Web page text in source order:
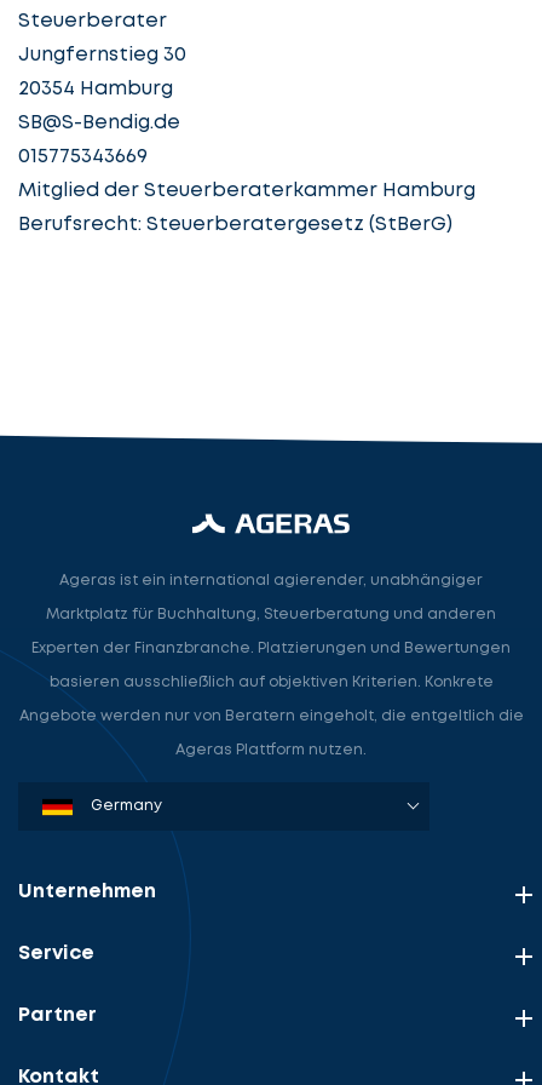
Steuerberater
Jungfernstieg 30
20354 Hamburg
SB@S-Bendig.de
015775343669
Mitglied der Steuerberaterkammer Hamburg
Berufsrecht: Steuerberatergesetz (StBerG)
Details
angeben
Steuerberatung
beginnen
Ageras ist ein international agierender, unabhängiger
Marktplatz für Buchhaltung, Steuerberatung und anderen
Experten der Finanzbranche. Platzierungen und Bewertungen
basieren ausschließlich auf objektiven Kriterien. Konkrete
Angebote werden nur von Beratern eingeholt, die entgeltlich die
Ageras Plattform nutzen.
Denmark
Sweden
Norway
Netherlands
Germany
USA
Unternehmen
Service
Partner
Kontakt